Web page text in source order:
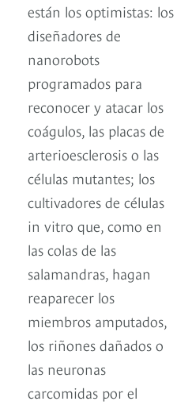
están los optimistas: los
diseñadores de
nanorobots
programados para
reconocer y atacar los
coágulos, las placas de
arterioesclerosis o las
células mutantes; los
cultivadores de células
in vitro que, como en
las colas de las
salamandras, hagan
reaparecer los
miembros amputados,
los riñones dañados o
las neuronas
carcomidas por el